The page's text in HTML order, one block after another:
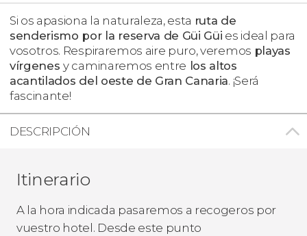
Si os apasiona la naturaleza, esta ruta de
senderismo por la reserva de Güi Güi es ideal para
vosotros. Respiraremos aire puro, veremos playas
vírgenesy caminaremos entre los altos
acantilados del oeste de Gran Canaria. ¡Será
fascinante!
DESCRIPCIÓN
Itinerario
A la hora indicada pasaremos a recogeros por
vuestro hotel. Desde este punto